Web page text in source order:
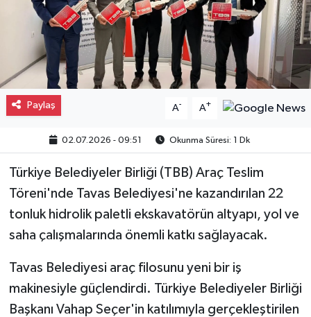
Paylaş A- A+
02.07.2026 - 09:51 Okunma Süresi: 1 Dk
Türkiye Belediyeler Birliği (TBB) Araç Teslim
Töreni'nde Tavas Belediyesi'ne kazandırılan 22
tonluk hidrolik paletli ekskavatörün altyapı, yol ve
saha çalışmalarında önemli katkı sağlayacak.
Tavas Belediyesi araç filosunu yeni bir iş
makinesiyle güçlendirdi. Türkiye Belediyeler Birliği
Başkanı Vahap Seçer'in katılımıyla gerçekleştirilen
Eğitim